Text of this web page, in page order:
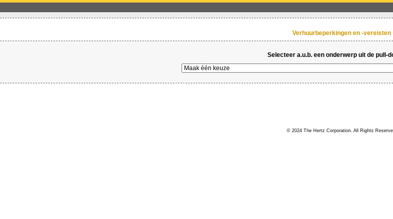
Verhuurbeperkingen en -vereisten
Selecteer a.u.b. een onderwerp uit de pull-
© 2024 The Hertz Corporation. All Rights